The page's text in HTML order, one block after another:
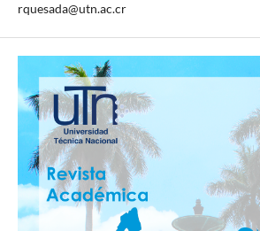
rquesada@utn.ac.cr